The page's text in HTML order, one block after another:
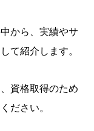
から、実績やサ
て紹介します。
資格取得のため
ださい。